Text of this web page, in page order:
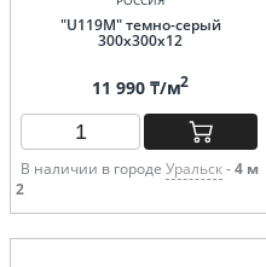
"U119M" темно-серый
300х300х12
11 990 ₸/м2
В наличии в городе Уральск-4 м
2